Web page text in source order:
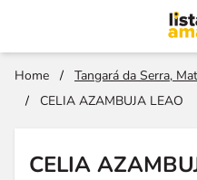
Home / Tangará da Serra,
/
CELIA AZAMBUJA LEAO
CELIA